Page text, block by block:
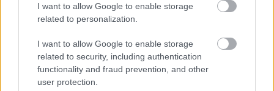
I want to allow Google to enable storage
related to personalization.
I want to allow Google to enable storage
related to security, including authentication
functionality and fraud prevention, and other
user protection.
Kommentek:
A hozzászólások avonatkozó jogszabályok
nem vállal, azokat nem ellenőrzi. Kifogás esetén forduljon a blog szerkesztőjéhez.
Részletek aFelhasználási feltételekbenés az adatvédelmi tájékoztatóban